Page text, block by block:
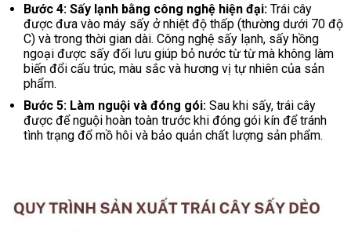
Bước 4: Sấy lạnh bằng công nghệ hiện đại: Trái cây
được đưa vào máy sấy ở nhiệt độ thấp (thường dưới 70 độ
C) và trong thời gian dài. Công nghệ sấy lạnh, sấy hồng
ngoại được sấy đối lưu giúp bỏ nước từ từ mà không làm
biến đổi cấu trúc, màu sắc và hương vị tự nhiên của sản
phẩm.
Bước 5: Làm nguội và đóng gói: Sau khi sấy, trái cây
được để nguội hoàn toàn trước khi đóng gói kín để tránh
tình trạng đổ mồ hôi và bảo quản chất lượng sản phẩm.